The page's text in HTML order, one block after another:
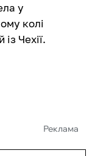
у
колі
Чехії.
Реклама